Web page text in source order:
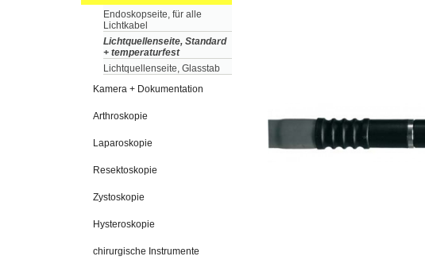
Endoskopseite, für alle
Lichtkabel
Lichtquellenseite, Standard
+ temperaturfest
Lichtquellenseite, Glasstab
Kamera + Dokumentation
Arthroskopie
Laparoskopie
Resektoskopie
Zystoskopie
Hysteroskopie
chirurgische Instrumente